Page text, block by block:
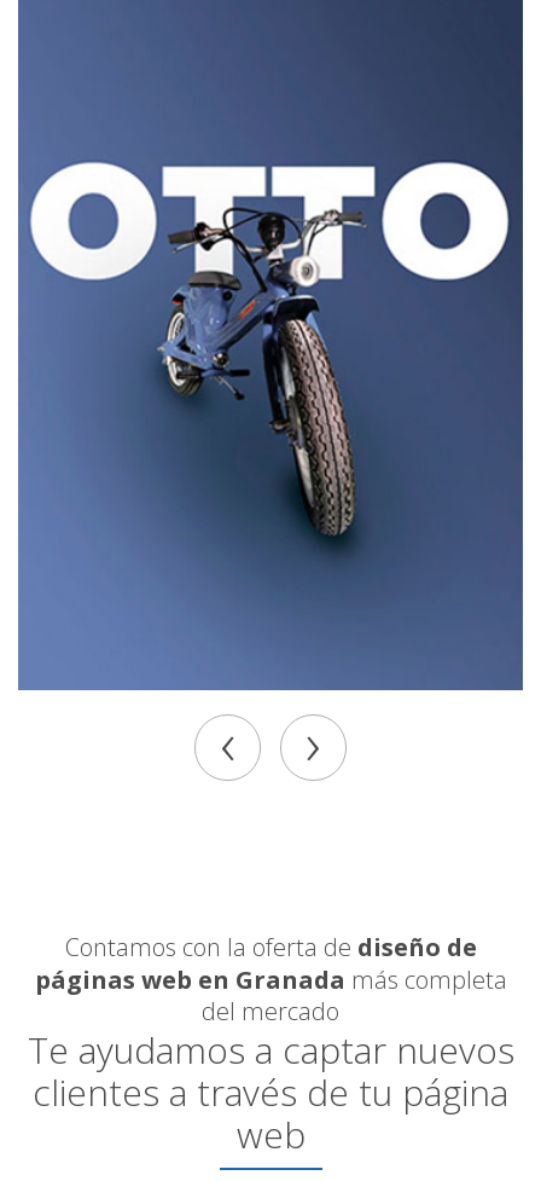
‹ ›
Contamos con la oferta de diseño de
páginas web en Granada más completa
del mercado
Te ayudamos a captar nuevos
clientes a través de tu página
web